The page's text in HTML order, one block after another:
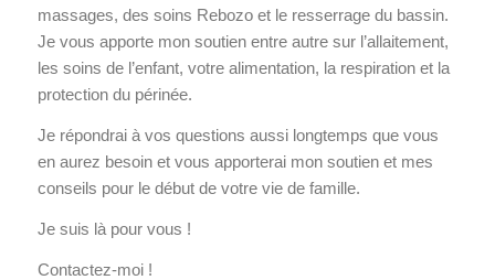
massages, des soins Rebozo et le resserrage du bassin.
Je vous apporte mon soutien entre autre sur l’allaitement,
les soins de l’enfant, votre alimentation, la respiration et la
protection du périnée.
Je répondrai à vos questions aussi longtemps que vous
en aurez besoin et vous apporterai mon soutien et mes
conseils pour le début de votre vie de famille.
Je suis là pour vous !
Contactez-moi !